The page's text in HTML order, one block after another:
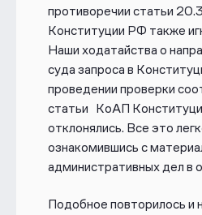
противоречии статьи
Конституции РФ также
Наши ходатайства о
суда запроса в
проведении проверки
статьи КоАП
отклонялись. Все это
ознакомившись с
административных дел в
Подобное повторилось и